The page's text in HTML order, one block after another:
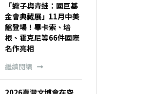
「蠍子與青蛙：國巨基
金會典藏展」11月中美
館登場！畢卡索、培
根、霍克尼等66件國際
名作亮相
繼續閱讀